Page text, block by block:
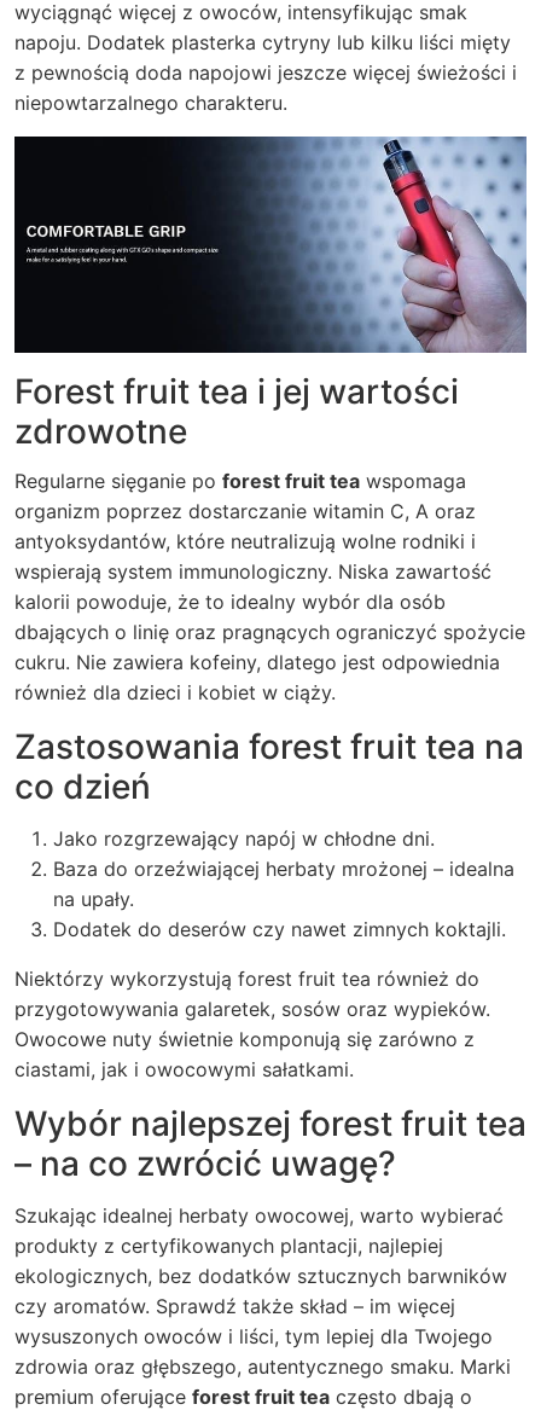
wyciągnąć więcej z owoców, intensyfikując smak
napoju. Dodatek plasterka cytryny lub kilku liści mięty
z pewnością doda napojowi jeszcze więcej świeżości i
niepowtarzalnego charakteru.
Forest fruit tea i jej wartości
zdrowotne
Regularne sięganie po forest fruit tea wspomaga
organizm poprzez dostarczanie witamin C, A oraz
antyoksydantów, które neutralizują wolne rodniki i
wspierają system immunologiczny. Niska zawartość
kalorii powoduje, że to idealny wybór dla osób
dbających o linię oraz pragnących ograniczyć spożycie
cukru. Nie zawiera kofeiny, dlatego jest odpowiednia
również dla dzieci i kobiet w ciąży.
Zastosowania forest fruit tea na
co dzień
Jako rozgrzewający napój w chłodne dni.
Baza do orzeźwiającej herbaty mrożonej – idealna
na upały.
Dodatek do deserów czy nawet zimnych koktajli.
Niektórzy wykorzystują forest fruit tea również do
przygotowywania galaretek, sosów oraz wypieków.
Owocowe nuty świetnie komponują się zarówno z
ciastami, jak i owocowymi sałatkami.
Wybór najlepszej forest fruit tea
– na co zwrócić uwagę?
Szukając idealnej herbaty owocowej, warto wybierać
produkty z certyfikowanych plantacji, najlepiej
ekologicznych, bez dodatków sztucznych barwników
czy aromatów. Sprawdź także skład – im więcej
wysuszonych owoców i liści, tym lepiej dla Twojego
zdrowia oraz głębszego, autentycznego smaku. Marki
premium oferujące forest fruit tea często dbają o